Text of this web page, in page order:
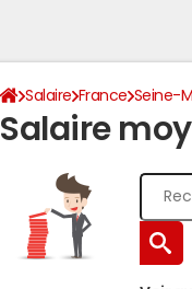
Salaire France Seine-
Salaire